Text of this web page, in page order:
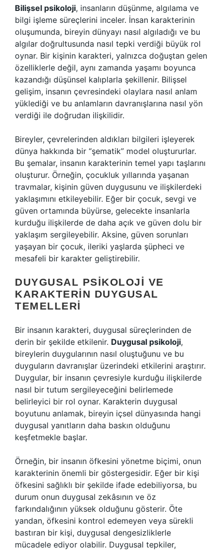
Bilişsel psikoloji, insanların düşünme, algılama ve
bilgi işleme süreçlerini inceler. İnsan karakterinin
oluşumunda, bireyin dünyayı nasıl algıladığı ve bu
algılar doğrultusunda nasıl tepki verdiği büyük rol
oynar. Bir kişinin karakteri, yalnızca doğuştan gelen
özelliklerle değil, aynı zamanda yaşamı boyunca
kazandığı düşünsel kalıplarla şekillenir. Bilişsel
gelişim, insanın çevresindeki olaylara nasıl anlam
yüklediği ve bu anlamların davranışlarına nasıl yön
verdiği ile doğrudan ilişkilidir.
Bireyler, çevrelerinden aldıkları bilgileri işleyerek
dünya hakkında bir “şematik” model oluştururlar.
Bu şemalar, insanın karakterinin temel yapı taşlarını
oluşturur. Örneğin, çocukluk yıllarında yaşanan
travmalar, kişinin güven duygusunu ve ilişkilerdeki
yaklaşımını etkileyebilir. Eğer bir çocuk, sevgi ve
güven ortamında büyürse, gelecekte insanlarla
kurduğu ilişkilerde de daha açık ve güven dolu bir
yaklaşım sergileyebilir. Aksine, güven sorunları
yaşayan bir çocuk, ileriki yaşlarda şüpheci ve
mesafeli bir karakter geliştirebilir.
DUYGUSAL PSIKOLOJI VE
KARAKTERIN DUYGUSAL
TEMELLERI
Bir insanın karakteri, duygusal süreçlerinden de
derin bir şekilde etkilenir. Duygusal psikoloji,
bireylerin duygularının nasıl oluştuğunu ve bu
duyguların davranışlar üzerindeki etkilerini araştırır.
Duygular, bir insanın çevresiyle kurduğu ilişkilerde
nasıl bir tutum sergileyeceğini belirlemede
belirleyici bir rol oynar. Karakterin duygusal
boyutunu anlamak, bireyin içsel dünyasında hangi
duygusal yanıtların daha baskın olduğunu
keşfetmekle başlar.
Örneğin, bir insanın öfkesini yönetme biçimi, onun
karakterinin önemli bir göstergesidir. Eğer bir kişi
öfkesini sağlıklı bir şekilde ifade edebiliyorsa, bu
durum onun duygusal zekâsının ve öz
farkındalığının yüksek olduğunu gösterir. Öte
yandan, öfkesini kontrol edemeyen veya sürekli
bastıran bir kişi, duygusal dengesizliklerle
mücadele ediyor olabilir. Duygusal tepkiler,